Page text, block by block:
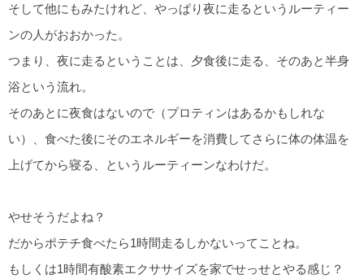
そして他にもみたけれど、やっぱり夜に走るというルーティー
ンの人がおおかった。
つまり、夜に走るということは、夕食後に走る、そのあと半身
浴という流れ。
そのあとに夜食はないので（プロティンはあるかもしれな
い）、食べた後にそのエネルギーを消費してさらに体の体温を
上げてから寝る、というルーティーンなわけだ。
やせそうだよね？
だからポテチ食べたら1時間走るしかないってことね。
もしくは1時間有酸素エクササイズを家でせっせとやる感じ？